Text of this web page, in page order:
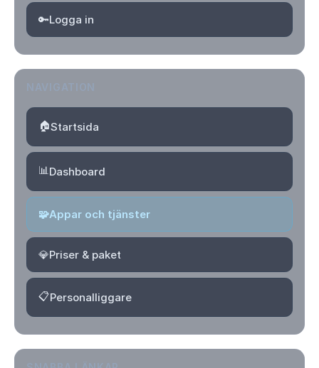
🔑Logga in
🏠Startsida
📊Dashboard
🧩Appar och tjänster
💎Priser & paket
📋Personalliggare